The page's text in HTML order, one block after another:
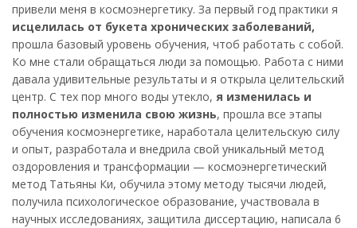
привели меня в космоэнергетику. За первый год практики я
исцелилась от букета хронических заболеваний,
прошла базовый уровень обучения, чтоб работать с собой.
Ко мне стали обращаться люди за помощью. Работа с ними
давала удивительные результаты и я открыла целительский
центр. С тех пор много воды утекло, я изменилась и
полностью изменила свою жизнь, прошла все этапы
обучения космоэнергетике, наработала целительскую силу
и опыт, разработала и внедрила свой уникальный метод
оздоровления и трансформации — космоэнергетический
метод Татьяны Ки, обучила этому методу тысячи людей,
получила психологическое образование, участвовала в
научных исследованиях, защитила диссертацию, написала 6